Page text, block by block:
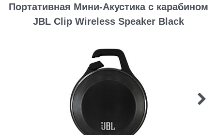
Портативная Мини-Акустика с карабином
JBL Clip Wireless Speaker Black